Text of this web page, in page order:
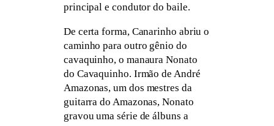
principal e condutor do baile.
De certa forma, Canarinho abriu o
caminho para outro gênio do
cavaquinho, o manaura Nonato
do Cavaquinho. Irmão de André
Amazonas, um dos mestres da
guitarra do Amazonas, Nonato
gravou uma série de álbuns a